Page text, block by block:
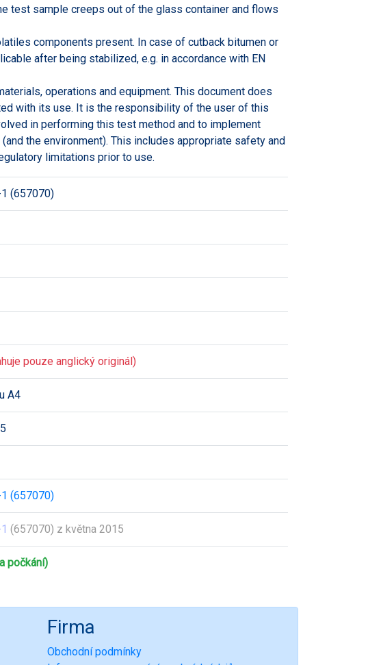
test sample creeps out of the glass container and flows
components present. In case of cutback bitumen or
after being stabilized, e.g. in accordance with EN
operations and equipment. This document does
with its use. It is the responsibility of the user of this
in performing this test method and to implement
the environment). This includes appropriate safety and
limitations prior to use.
(657070)
pouze anglický originál)
A4
(657070)
(657070) z května 2015
počkání)
Firma
Obchodní podmínky